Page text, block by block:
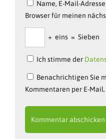
Name, E-Mail-
Browser für meinen
+ eins = Sieben
Ich stimme der
Benachrichtigen Sie
Kommentaren per E-Mail.